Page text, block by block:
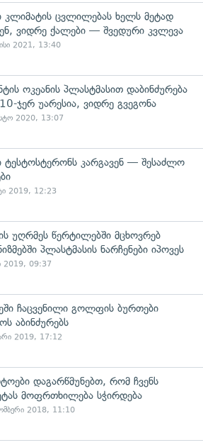
კლიმატის ცვლილებას ხელს მეტად
ვიდრე ქალები — შვედური კვლევა
2021, 13:40
ოკეანის პლასტმასით დაბინძურება
10-ჯერ უარესია, ვიდრე გვეგონა
2020, 13:07
ტესტოსტერონს კარგავენ — შესაძლო
2019, 12:23
უღრმეს წერტილებში მცხოვრებ
პლასტმასის ნარჩენები იპოვეს
2019, 09:37
ჩაცვენილი გოლფის ბურთები
აბინძურებს
2019, 17:12
დაგარწმუნებთ, რომ ჩვენს
მოფრთხილება სჭირდება
2018, 11:10